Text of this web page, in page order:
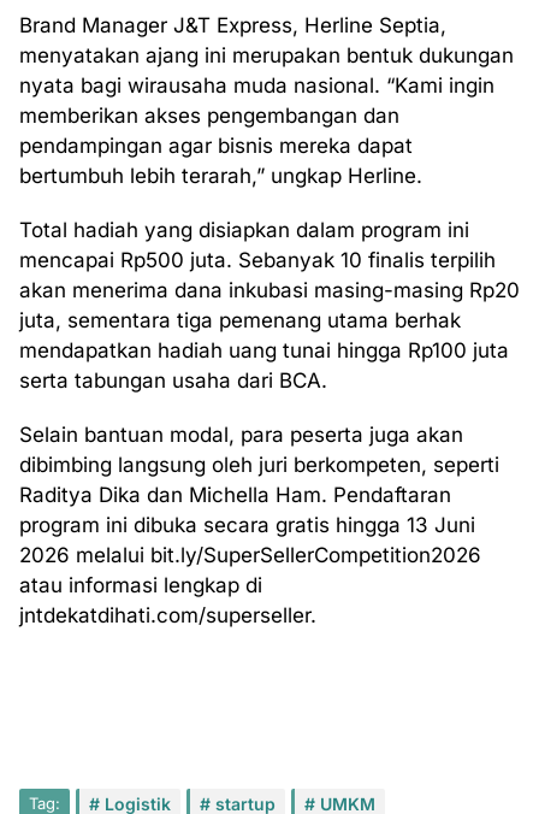
Brand Manager J&T Express, Herline Septia,
menyatakan ajang ini merupakan bentuk dukungan
nyata bagi wirausaha muda nasional. “Kami ingin
memberikan akses pengembangan dan
pendampingan agar bisnis mereka dapat
bertumbuh lebih terarah,” ungkap Herline.
Total hadiah yang disiapkan dalam program ini
mencapai Rp500 juta. Sebanyak 10 finalis terpilih
akan menerima dana inkubasi masing-masing Rp20
juta, sementara tiga pemenang utama berhak
mendapatkan hadiah uang tunai hingga Rp100 juta
serta tabungan usaha dari BCA.
Selain bantuan modal, para peserta juga akan
dibimbing langsung oleh juri berkompeten, seperti
Raditya Dika dan Michella Ham. Pendaftaran
program ini dibuka secara gratis hingga 13 Juni
2026 melalui bit.ly/SuperSellerCompetition2026
atau informasi lengkap di
jntdekatdihati.com/superseller.
Tag: Logistik startup UMKM